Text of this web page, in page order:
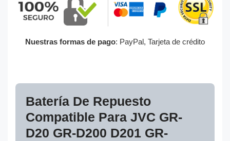
Nuestras formas de pago: PayPal, Tarjeta de crédito
Batería De Repuesto
Compatible Para JVC GR-
D20 GR-D200 D201 GR-